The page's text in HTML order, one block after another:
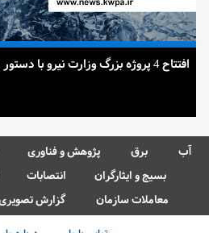
افتتاح 4 پروژه بزرگ وزارت نیرو با دستور رئیس جمهور
آب برق پژوهش و فناوری
بسیج و ایثارگران
انتصابات
معاملات سازمان
گزارش تصویری